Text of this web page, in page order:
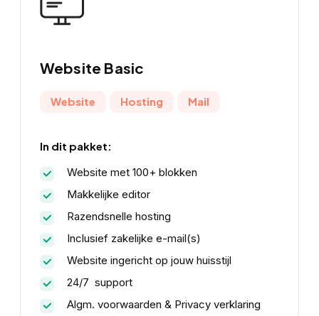
Website Basic
Website Hosting Mail
In dit pakket:
Website met 100+ blokken
Makkelijke editor
Razendsnelle hosting
Inclusief zakelijke e-mail(s)
Website ingericht op jouw huisstijl
24/7 support
Algm. voorwaarden & Privacy verklaring